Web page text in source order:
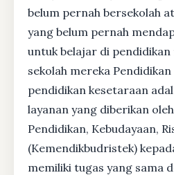
belum pernah bersekolah
yang belum pernah
untuk belajar di
sekolah mereka
pendidikan kesetaraan
layanan yang diberikan
Pendidikan, Kebudayaan,
(Kemendikbudristek)
memiliki tugas yang sama